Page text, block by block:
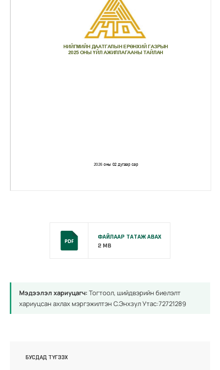
ФАЙЛААР ТАТАЖ АВАХ
2 MB
Мэдээлэл хариуцагч: Тогтоол, шийдвэрийн биелэлт
хариуцсан ахлах мэргэжилтэн С.Энхзул Утас:72721289
БУСДАД ТҮГЭЭХ